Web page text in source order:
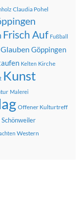
Claudia Pohel
Frisch Auf Fußball
Glauben Göppingen
Kelten Kirche
Kunst
Malerei
Offener Kulturtreff
Schönweiler
Western